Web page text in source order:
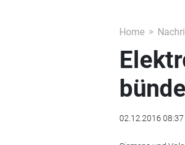
Home
02.12.2016 08:37